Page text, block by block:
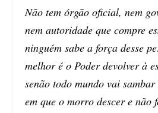
Não tem órgão oficial, nem
nem autoridade que compre
ninguém sabe a força desse
melhor é o Poder devolver à
senão todo mundo vai
em que o morro descer e não